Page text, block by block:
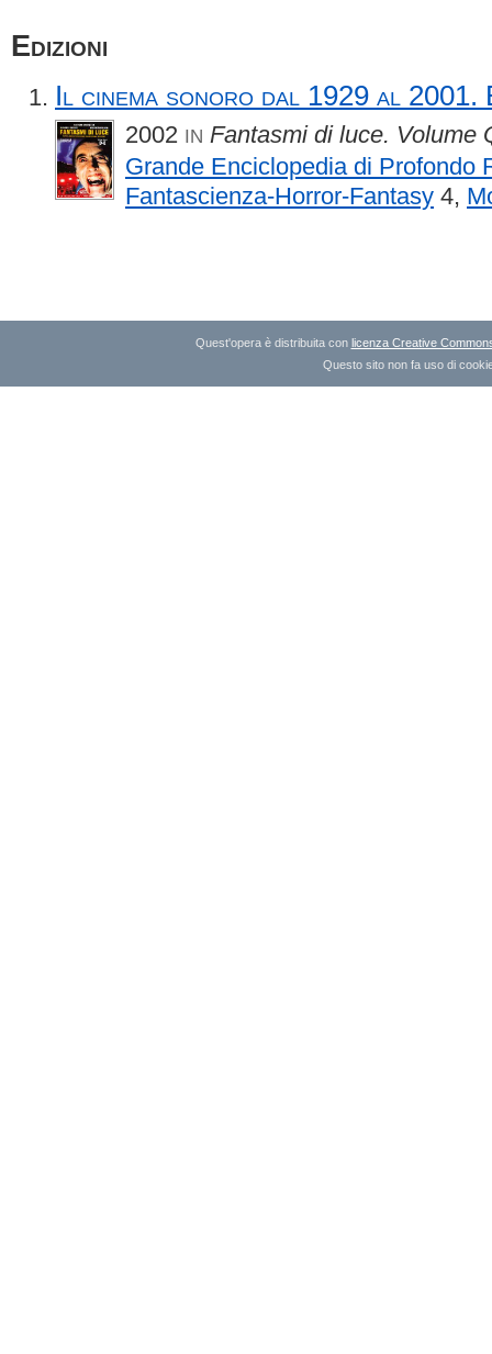
Edizioni
Il cinema sonoro dal 1929 al 2001.
2002 IN Fantasmi di luce. Volume
Grande Enciclopedia di Profondo
Fantascienza-Horror-Fantasy 4,
Quest'opera è distribuita con licenza Creative
Questo sito non fa uso di